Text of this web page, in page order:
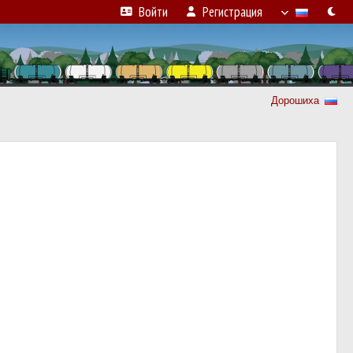
Войти Регистрация
Дорошиха